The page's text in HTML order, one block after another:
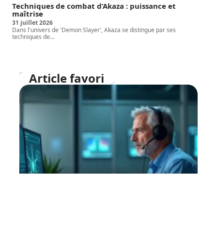
Techniques de combat d’Akaza : puissance et
maîtrise
31 juillet 2026
Dans l'univers de 'Demon Slayer', Akaza se distingue par ses
techniques de…
Article favori